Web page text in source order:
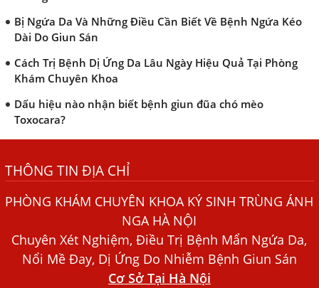
Dài Do Giun Sán
Cách Trị Bệnh Dị Ứng Da Lâu Ngày Hiệu Quả Tại Phòng
Khám Chuyên Khoa
Dấu hiệu nào nhận biết bệnh giun đũa chó mèo
Toxocara?
Những điều cần biết về bệnh giun đũa chó mèo
Sán
Chó Trong Máu
Bác sĩ Nguyễn Ngọc Ánh Phòng Khám Ánh Nga Đề Tài
Nghiên Cứu Khoa
Xét Nghiệm Giun Sán Gồm Những Loại Nào? Chi Phí Bao
THÔNG TIN ĐỊA CHỈ
PHÒNG KHÁM CHUYÊN KHOA KÝ SINH TRÙNG ÁNH
NGA HÀ NỘI
Chuyên Xét Nghiệm, Điều Trị Bệnh Mẩn Ngứa Da,
Nổi Mề Đay, Dị Ứng Do Nhiễm Bệnh Giun Sán
Cơ Sở Tại Hà Nội